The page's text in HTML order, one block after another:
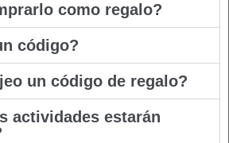
como regalo?
código?
un código de regalo?
actividades estarán